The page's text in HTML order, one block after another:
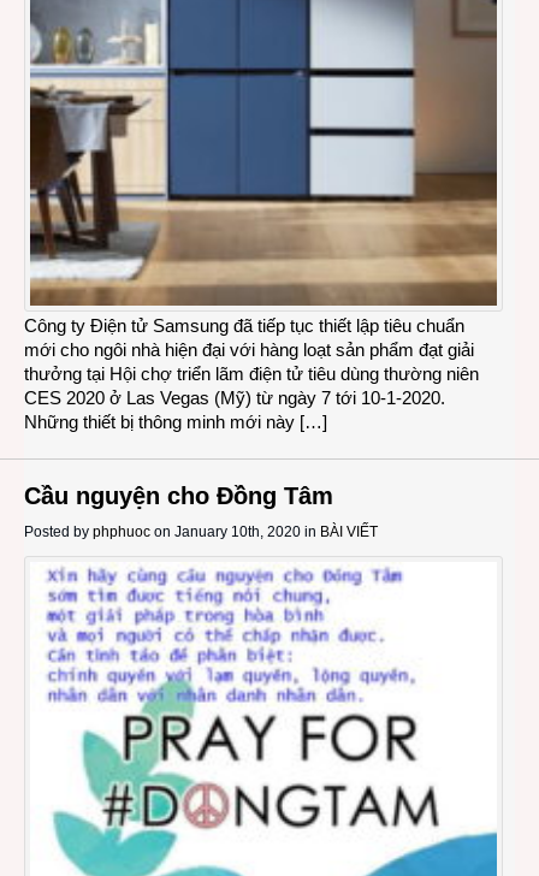
Công ty Điện tử Samsung đã tiếp tục thiết lập tiêu chuẩn
mới cho ngôi nhà hiện đại với hàng loạt sản phẩm đạt giải
thưởng tại Hội chợ triển lãm điện tử tiêu dùng thường niên
CES 2020 ở Las Vegas (Mỹ) từ ngày 7 tới 10-1-2020.
Những thiết bị thông minh mới này […]
Cầu nguyện cho Đồng Tâm
Posted by phphuoc on January 10th, 2020 in BÀI VIẾT